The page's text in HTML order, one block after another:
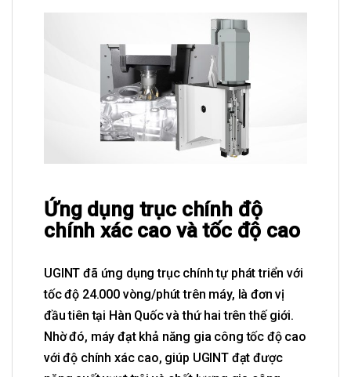
Ứng dụng trục chính độ
chính xác cao và tốc độ cao
UGINT đã ứng dụng trục chính tự phát triển với
tốc độ 24.000 vòng/phút trên máy, là đơn vị
đầu tiên tại Hàn Quốc và thứ hai trên thế giới.
Nhờ đó, máy đạt khả năng gia công tốc độ cao
với độ chính xác cao, giúp UGINT đạt được